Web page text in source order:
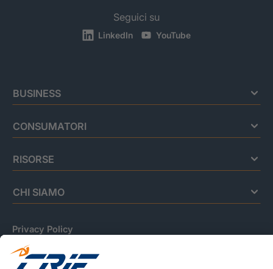
Seguici su
LinkedIn YouTube
BUSINESS
CONSUMATORI
RISORSE
CHI SIAMO
Privacy Policy
Cookie Policy
Informativa Dati Personali